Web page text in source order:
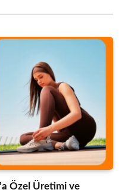
Özel Üretimi ve